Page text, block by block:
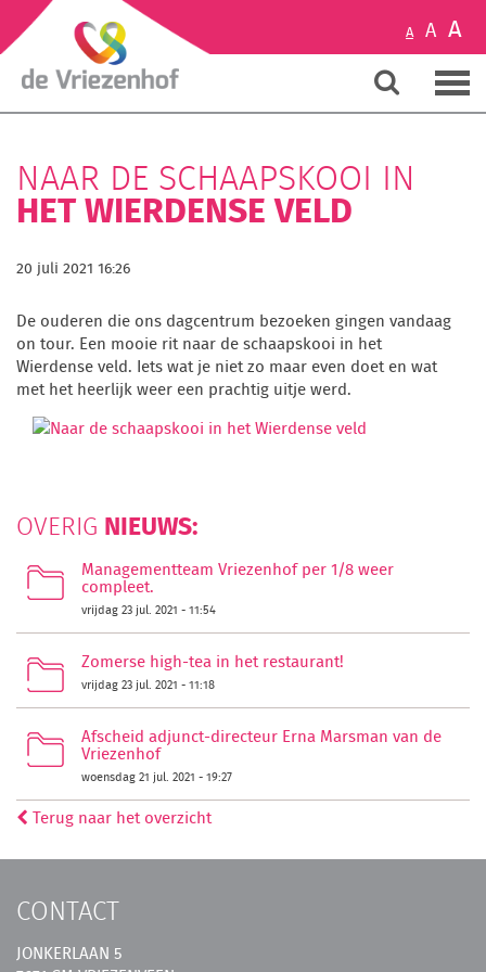
A A A
NAAR DE SCHAAPSKOOI IN
HET WIERDENSE VELD
20 juli 2021 16:26
De ouderen die ons dagcentrum bezoeken gingen vandaag
on tour. Een mooie rit naar de schaapskooi in het
Wierdense veld. Iets wat je niet zo maar even doet en wat
met het heerlijk weer een prachtig uitje werd.
OVERIG NIEUWS:
Managementteam Vriezenhof per 1/8 weer
compleet.
vrijdag 23 jul. 2021 - 11:54
Zomerse high-tea in het restaurant!
vrijdag 23 jul. 2021 - 11:18
Afscheid adjunct-directeur Erna Marsman van de
Vriezenhof
woensdag 21 jul. 2021 - 19:27
Terug naar het overzicht
CONTACT
JONKERLAAN 5